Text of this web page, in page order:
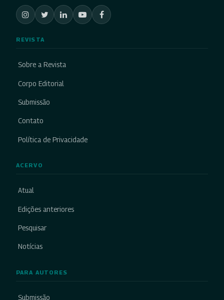
REVISTA
Sobre a Revista
Corpo Editorial
Submissão
Contato
Política de Privacidade
ACERVO
Atual
Edições anteriores
Pesquisar
Notícias
PARA AUTORES
Submissão